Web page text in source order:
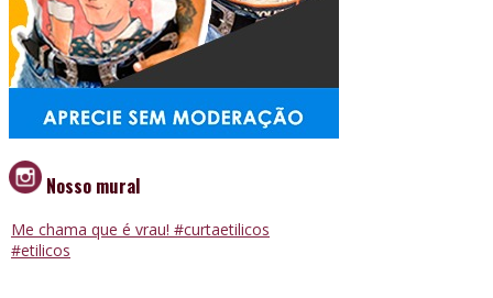
Nosso mural
Me chama que é vrau! #curtaetilicos
#etilicos